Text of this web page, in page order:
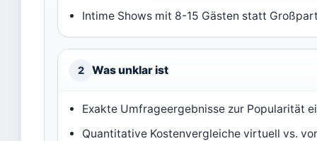
Intime Shows mit 8-15 Gästen statt
2 Was unklar ist
Exakte Umfrageergebnisse zur Popularität
Quantitative Kostenvergleiche virtuell vs.